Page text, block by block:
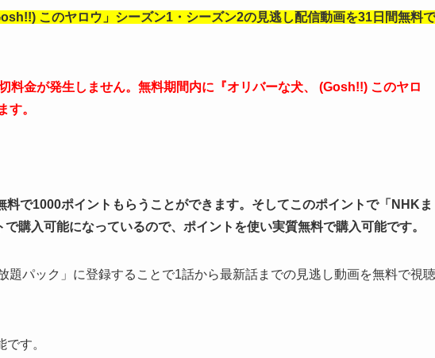
このヤロウ」シーズン1・シーズン2の見逃し配信動画を31日間無料で
料金が発生しません。無料期間内に『オリバーな犬、 (Gosh!!) このヤロ
す。
で1000ポイントもらうことができます。そしてこのポイントで「NHKま
購入可能になっているので、ポイントを使い実質無料で購入可能です。
パック」に登録することで1話から最新話までの見逃し動画を無料で視聴
す。